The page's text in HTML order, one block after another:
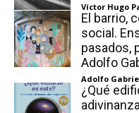
Víctor Hugo
El barrio,
social.
pasados,
Adolfo
Adolfo
¿Qué